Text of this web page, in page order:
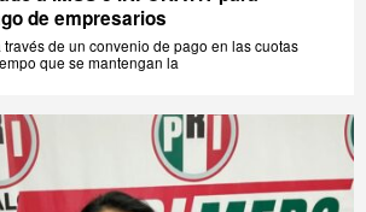
de empresarios
de un convenio de pago en las cuotas
que se mantengan la